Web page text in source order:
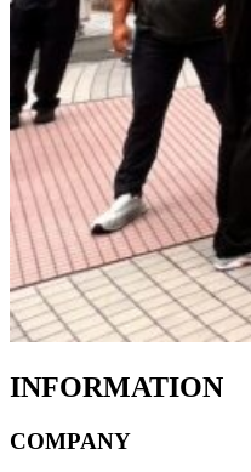
INFORMATION
COMPANY